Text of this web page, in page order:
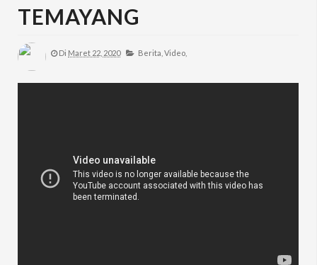
TEMAYANG
Di Maret 22, 2020 Berita, Video,